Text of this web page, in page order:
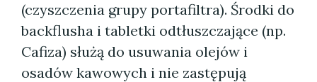
(czyszczenia grupy portafiltra). Środki do
backflusha i tabletki odtłuszczające (np.
Cafiza) służą do usuwania olejów i
osadów kawowych i nie zastępują